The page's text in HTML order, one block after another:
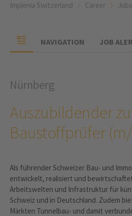
Implenia Switzerland Career
NAVIGATION JOB
Nürnberg
Auszubildender
Baustoffprüfer
Als führender Schweizer Bau- und
entwickelt, realisiert und
Arbeitswelten und Infrastruktur für
Schweiz und in Deutschland. Zudem
Märkten Tunnelbau- und damit